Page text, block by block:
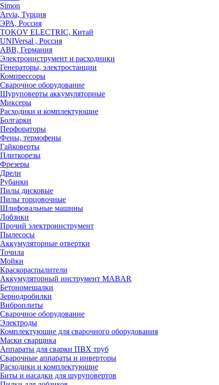
Simon
Arvia, Турция
ЭРА, Россия
TOKOV ELECTRIC, Китай
UNIVersal , Россия
ABB, Германия
Электроинструмент и расходники
Генераторы, электростанции
Компрессоры
Сварочное оборудование
Шуруповерты аккумуляторные
Миксеры
Расходики и комплектующие
Болгарки
Перфораторы
Фены, термофены
Гайковерты
Плиткорезы
Фрезеры
Дрели
Рубанки
Пилы дисковые
Пилы торцовочные
Шлифовальные машины
Лобзики
Прочий электроинструмент
Пылесосы
Аккумуляторные отвертки
Точила
Мойки
Краскораспылители
Аккумуляторный инструмент MABAR
Бетономешалки
Зернодробилки
Виброплиты
Сварочное оборудование
Электроды
Комплектующие для сварочного оборудования
Маски сварщика
Аппараты для сварки ПВХ труб
Сварочные аппараты и инверторы
Расходики и комплектующие
Биты и насадки для шуруповертов